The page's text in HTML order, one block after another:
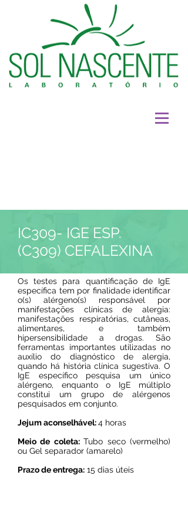
IC309- IGE ESP.
(C309) CEFALEXINA
Os testes para quantificação de IgE
específica tem por finalidade identificar
o(s) alérgeno(s) responsável por
manifestações clínicas de alergia:
manifestações respiratórias, cutâneas,
alimentares, e também
hipersensibilidade a drogas. São
ferramentas importantes utilizadas no
auxílio do diagnóstico de alergia,
quando há história clínica sugestiva. O
IgE específico pesquisa um único
alérgeno, enquanto o IgE múltiplo
constitui um grupo de alérgenos
pesquisados em conjunto.
Jejum aconselhável:4 horas
Meio de coleta:Tubo seco (vermelho)
ou Gel separador (amarelo)
Prazo de entrega: 15 dias úteis